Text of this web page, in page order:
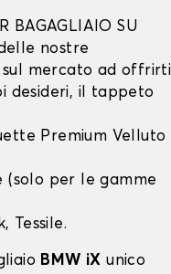
BAGAGLIAIO SU
nostre
sul mercato ad offrirti
desideri, il tappeto
Premium Velluto
(solo per le gamme
Tessile.
BMW iX unico